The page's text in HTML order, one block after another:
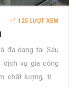
125 LƯỢT XEM
đa dạng tại Sáu
dịch vụ gia công
chất lượng, tính